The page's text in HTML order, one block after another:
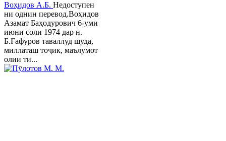
Воҳидов А.Б. Недоступен
ни однин перевод.Воҳидов
Азамат Баҳодурович 6-уми
июни соли 1974 дар н.
Б.Ғафуров таваллуд шуда,
миллаташ тоҷик, маълумот
олии ти...